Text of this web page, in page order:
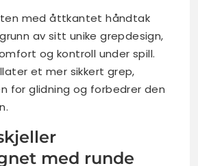
med åttkantet håndtak
av sitt unike grepdesign,
og kontroll under spill.
et mer sikkert grep,
for glidning og forbedrer den
med runde